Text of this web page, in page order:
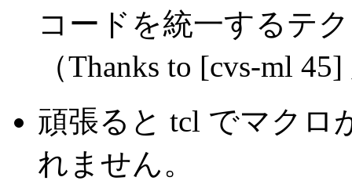
コードを統一するテ
（Thanks to [cvs-ml
頑張ると tcl でマクロ
れません。